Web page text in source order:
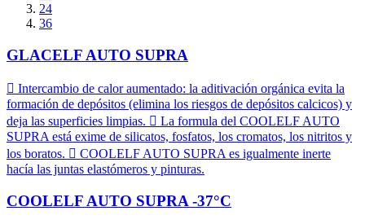
24
36
GLACELF AUTO SUPRA
 Intercambio de calor aumentado: la aditivación orgánica evita la
formación de depósitos (elimina los riesgos de depósitos calcicos) y
deja las superficies limpias.  La formula del COOLELF AUTO
SUPRA está exime de silicatos, fosfatos, los cromatos, los nitritos y
los boratos.  COOLELF AUTO SUPRA es igualmente inerte
hacía las juntas elastómeros y pinturas.
COOLELF AUTO SUPRA -37°C